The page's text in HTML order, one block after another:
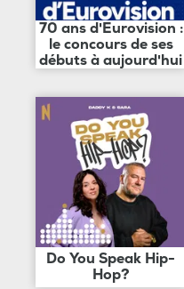
70 ans d'Eurovision :
le concours de ses
débuts à aujourd'hui
Do You Speak Hip-
Hop?